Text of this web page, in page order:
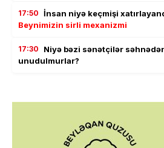
17:50 İnsan niyə keçmişi
Beynimizin sirli mexanizmi
17:30
Niyə bəzi sənətçilər
unudulmurlar?